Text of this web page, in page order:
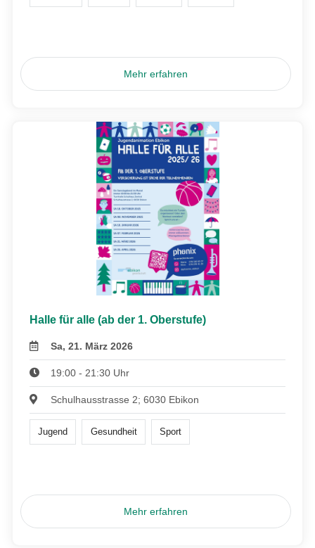
Mehr erfahren
Halle für alle (ab der 1. Oberstufe)
Sa, 21. März 2026
19:00 - 21:30 Uhr
Schulhausstrasse 2; 6030 Ebikon
Jugend Gesundheit Sport
Mehr erfahren